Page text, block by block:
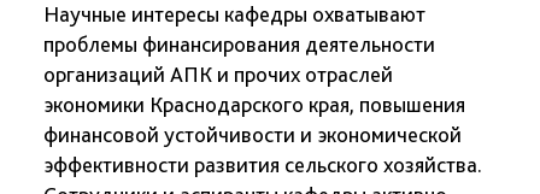
Научные интересы кафедры охватывают
проблемы финансирования деятельности
организаций АПК и прочих отраслей
экономики Краснодарского края, повышения
финансовой устойчивости и экономической
эффективности развития сельского хозяйства.